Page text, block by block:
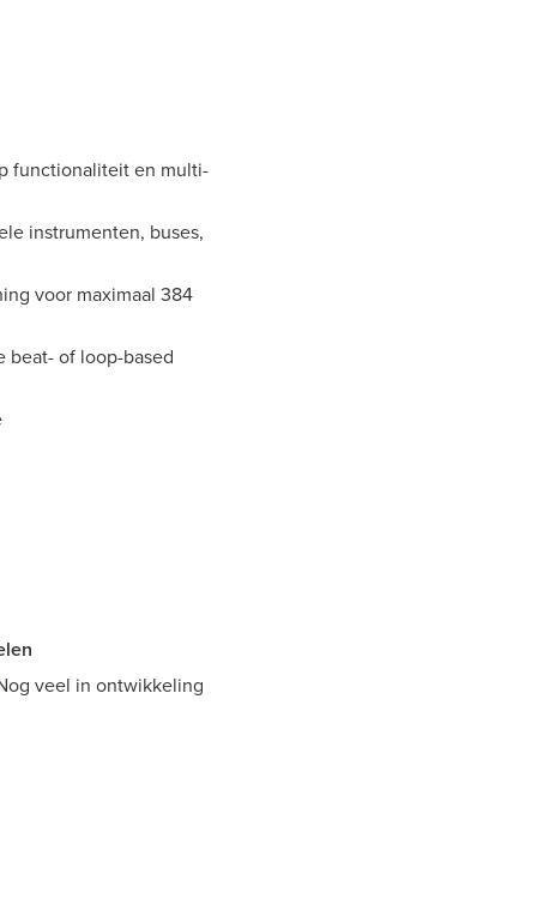
functionaliteit en multi-
instrumenten, buses,
voor maximaal 384
beat- of loop-based
veel in ontwikkeling